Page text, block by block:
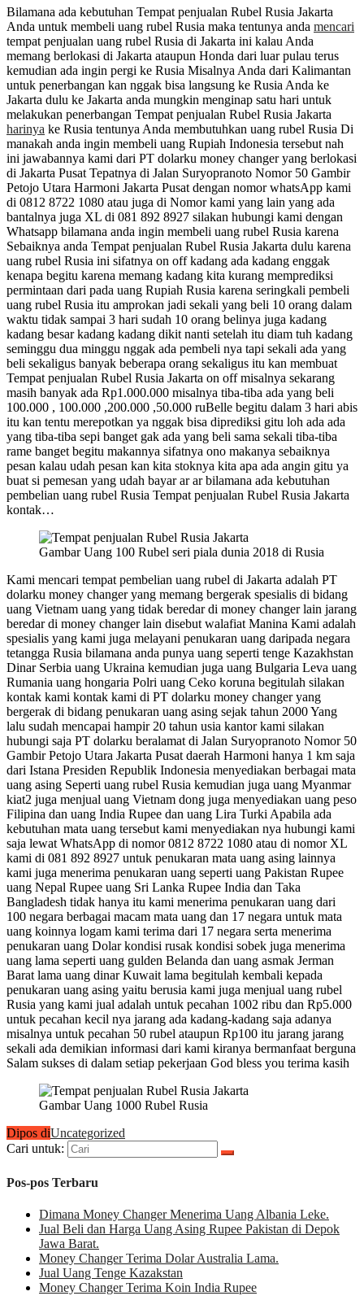
Bilamana ada kebutuhan Tempat penjualan Rubel Rusia Jakarta
Anda untuk membeli uang rubel Rusia maka tentunya anda mencari
tempat penjualan uang rubel Rusia di Jakarta ini kalau Anda
memang berlokasi di Jakarta ataupun Honda dari luar pulau terus
kemudian ada ingin pergi ke Rusia Misalnya Anda dari Kalimantan
untuk penerbangan kan nggak bisa langsung ke Rusia Anda ke
Jakarta dulu ke Jakarta anda mungkin menginap satu hari untuk
melakukan penerbangan Tempat penjualan Rubel Rusia Jakarta
harinya ke Rusia tentunya Anda membutuhkan uang rubel Rusia Di
manakah anda ingin membeli uang Rupiah Indonesia tersebut nah
ini jawabannya kami dari PT dolarku money changer yang berlokasi
di Jakarta Pusat Tepatnya di Jalan Suryopranoto Nomor 50 Gambir
Petojo Utara Harmoni Jakarta Pusat dengan nomor whatsApp kami
di 0812 8722 1080 atau juga di Nomor kami yang lain yang ada
bantalnya juga XL di 081 892 8927 silakan hubungi kami dengan
Whatsapp bilamana anda ingin membeli uang rubel Rusia karena
Sebaiknya anda Tempat penjualan Rubel Rusia Jakarta dulu karena
uang rubel Rusia ini sifatnya on off kadang ada kadang enggak
kenapa begitu karena memang kadang kita kurang memprediksi
permintaan dari pada uang Rupiah Rusia karena seringkali pembeli
uang rubel Rusia itu amprokan jadi sekali yang beli 10 orang dalam
waktu tidak sampai 3 hari sudah 10 orang belinya juga kadang
kadang besar kadang kadang dikit nanti setelah itu diam tuh kadang
seminggu dua minggu nggak ada pembeli nya tapi sekali ada yang
beli sekaligus banyak beberapa orang sekaligus itu kan membuat
Tempat penjualan Rubel Rusia Jakarta on off misalnya sekarang
masih banyak ada Rp1.000.000 misalnya tiba-tiba ada yang beli
100.000 , 100.000 ,200.000 ,50.000 ruBelle begitu dalam 3 hari abis
itu kan tentu merepotkan ya nggak bisa diprediksi gitu loh ada ada
yang tiba-tiba sepi banget gak ada yang beli sama sekali tiba-tiba
rame banget begitu makannya sifatnya ono makanya sebaiknya
pesan kalau udah pesan kan kita stoknya kita apa ada angin gitu ya
buat si pemesan yang udah bayar ar ar bilamana ada kebutuhan
pembelian uang rubel Rusia Tempat penjualan Rubel Rusia Jakarta
kontak…
Gambar Uang 100 Rubel seri piala dunia 2018 di Rusia
Kami mencari tempat pembelian uang rubel di Jakarta adalah PT
dolarku money changer yang memang bergerak spesialis di bidang
uang Vietnam uang yang tidak beredar di money changer lain jarang
beredar di money changer lain disebut walafiat Manina Kami adalah
spesialis yang kami juga melayani penukaran uang daripada negara
tetangga Rusia bilamana anda punya uang seperti tenge Kazakhstan
Dinar Serbia uang Ukraina kemudian juga uang Bulgaria Leva uang
Rumania uang hongaria Polri uang Ceko koruna begitulah silakan
kontak kami kontak kami di PT dolarku money changer yang
bergerak di bidang penukaran uang asing sejak tahun 2000 Yang
lalu sudah mencapai hampir 20 tahun usia kantor kami silakan
hubungi saja PT dolarku beralamat di Jalan Suryopranoto Nomor 50
Gambir Petojo Utara Jakarta Pusat daerah Harmoni hanya 1 km saja
dari Istana Presiden Republik Indonesia menyediakan berbagai mata
uang asing Seperti uang rubel Rusia kemudian juga uang Myanmar
kiat2 juga menjual uang Vietnam dong juga menyediakan uang peso
Filipina dan uang India Rupee dan uang Lira Turki Apabila ada
kebutuhan mata uang tersebut kami menyediakan nya hubungi kami
saja lewat WhatsApp di nomor 0812 8722 1080 atau di nomor XL
kami di 081 892 8927 untuk penukaran mata uang asing lainnya
kami juga menerima penukaran uang seperti uang Pakistan Rupee
uang Nepal Rupee uang Sri Lanka Rupee India dan Taka
Bangladesh tidak hanya itu kami menerima penukaran uang dari
100 negara berbagai macam mata uang dan 17 negara untuk mata
uang koinnya logam kami terima dari 17 negara serta menerima
penukaran uang Dolar kondisi rusak kondisi sobek juga menerima
uang lama seperti uang gulden Belanda dan uang asmak Jerman
Barat lama uang dinar Kuwait lama begitulah kembali kepada
penukaran uang asing yaitu berusia kami juga menjual uang rubel
Rusia yang kami jual adalah untuk pecahan 1002 ribu dan Rp5.000
untuk pecahan kecil nya jarang ada kadang-kadang saja adanya
misalnya untuk pecahan 50 rubel ataupun Rp100 itu jarang jarang
sekali ada demikian informasi dari kami kiranya bermanfaat berguna
Salam sukses di dalam setiap pekerjaan God bless you terima kasih
Gambar Uang 1000 Rubel Rusia
Dipos diUncategorized
Cari untuk:
Pos-pos Terbaru
Dimana Money Changer Menerima Uang Albania Leke.
Jual Beli dan Harga Uang Asing Rupee Pakistan di Depok
Jawa Barat.
Money Changer Terima Dolar Australia Lama.
Jual Uang Tenge Kazakstan
Money Changer Terima Koin India Rupee